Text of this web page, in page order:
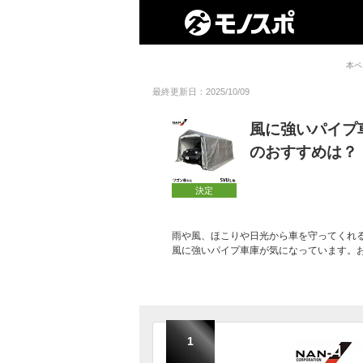
本
最終更新日：2025/10/09
決定
風に強いパイ
のおすすめは？
雨や風、ほこりや日光から車を守ってくれ
風に強いパイプ車庫が気になっています
1